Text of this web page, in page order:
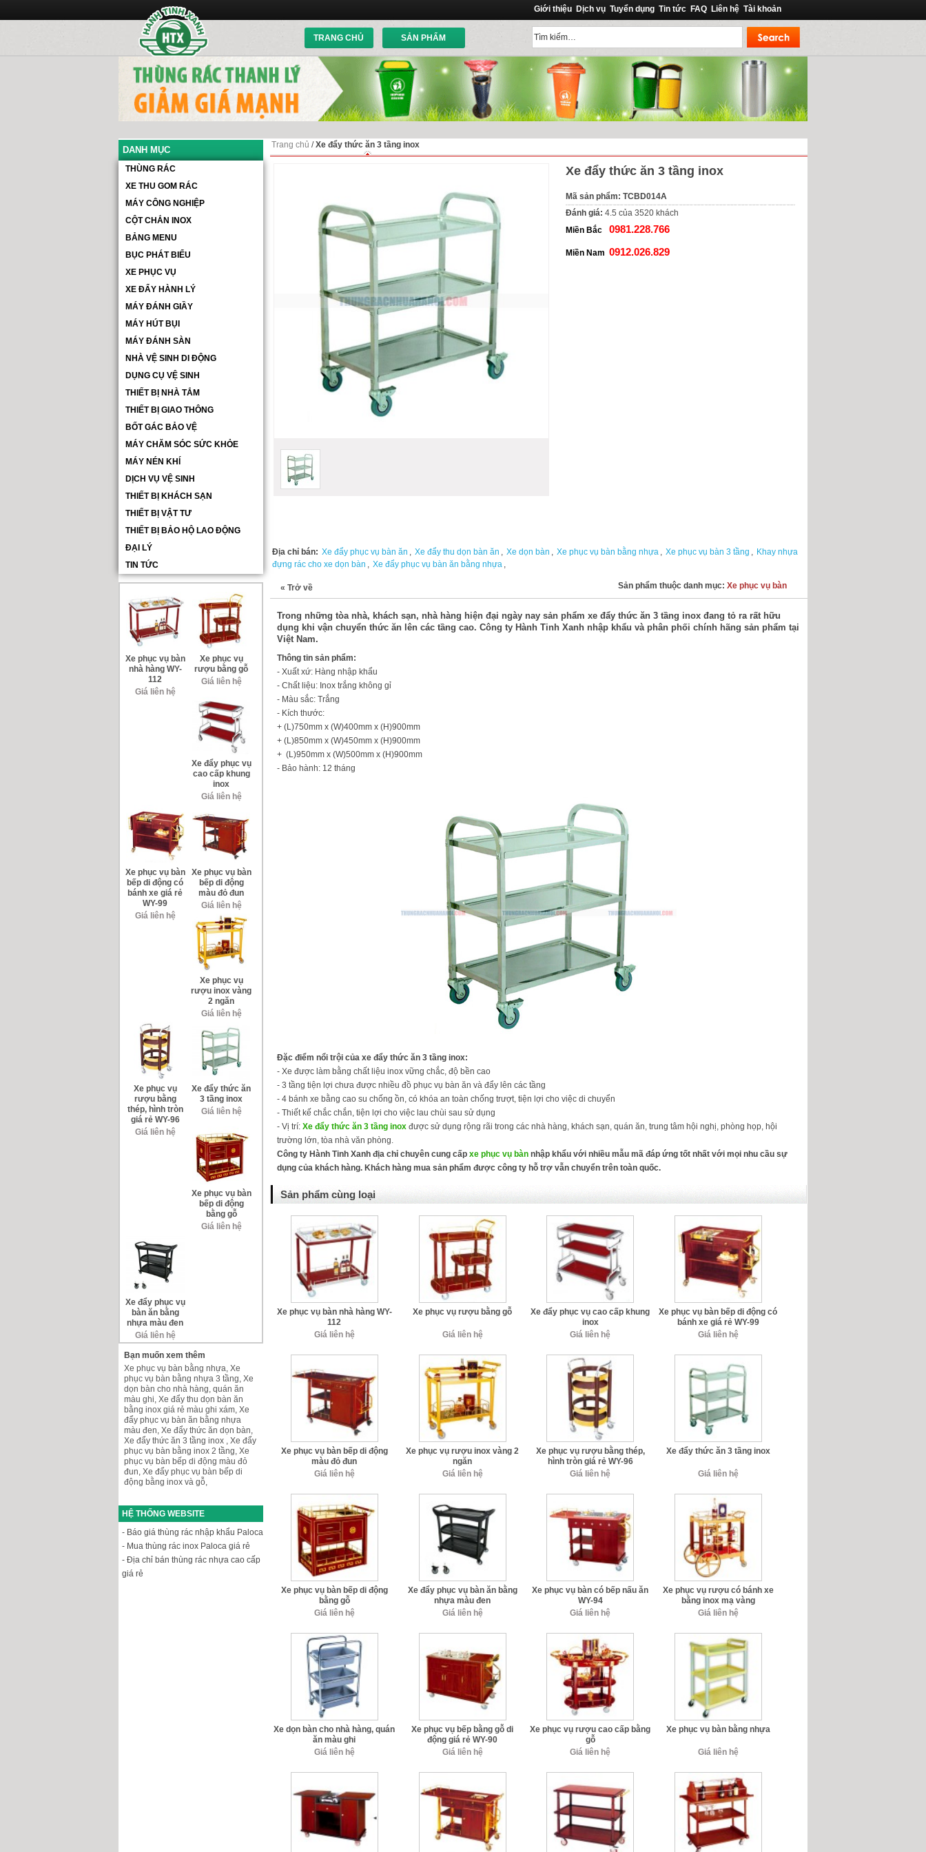
Giới thiệu Dịch vụ Tuyển dụng Tin tức FAQ Liên hệ Tài khoản
TRANG CHỦ SẢN PHẨM
Trang chủ /Xe đẩy thức ăn 3 tầng inox
Xe đẩy thức ăn 3 tầng inox
Mã sản phẩm: TCBD014A
Đánh giá: 4.5 của 3520 khách
Miền Bắc
0981.228.766
Miền Nam 0912.026.829
Địa chỉ bán: Xe đẩy phục vụ bàn ăn , Xe đẩy thu dọn bàn ăn , Xe dọn bàn , Xe phục vụ bàn bằng nhựa , Xe phục vụ bàn 3 tầng , Khay nhựa
đựng rác cho xe dọn bàn , Xe đẩy phục vụ bàn ăn bằng nhựa ,
« Trở về Sản phẩm thuộc danh mục: Xe phục vụ bàn
Trong những tòa nhà, khách sạn, nhà hàng hiện đại ngày nay sản phẩm xe đẩy thức ăn 3 tầng inox đang tỏ ra rất hữu
dụng khi vận chuyển thức ăn lên các tầng cao. Công ty Hành Tinh Xanh nhập khẩu và phân phối chính hãng sản phẩm tại
Việt Nam.
Thông tin sản phẩm:
- Xuất xứ: Hàng nhập khẩu
- Chất liệu: Inox trắng không gỉ
- Màu sắc: Trắng
- Kích thước:
+ (L)750mm x (W)400mm x (H)900mm
+ (L)850mm x (W)450mm x (H)900mm
+ (L)950mm x (W)500mm x (H)900mm
- Bảo hành: 12 tháng
Đặc điểm nổi trội của xe đẩy thức ăn 3 tầng inox:
- Xe được làm bằng chất liệu inox vững chắc, độ bền cao
- 3 tầng tiện lợi chưa được nhiều đồ phục vụ bàn ăn và đẩy lên các tầng
- 4 bánh xe bằng cao su chống ồn, có khóa an toàn chống trượt, tiện lợi cho việc di chuyển
- Thiết kế chắc chắn, tiện lợi cho việc lau chùi sau sử dụng
- Vị trí: Xe đẩy thức ăn 3 tầng inox được sử dụng rộng rãi trong các nhà hàng, khách sạn, quán ăn, trung tâm hội nghị, phòng họp, hội
trường lớn, tòa nhà văn phòng.
Công ty Hành Tinh Xanh địa chỉ chuyên cung cấp xe phục vụ bàn nhập khẩu với nhiều mẫu mã đáp ứng tốt nhất với mọi nhu cầu sự
dụng của khách hàng. Khách hàng mua sản phẩm được công ty hỗ trợ vẫn chuyển trên toàn quốc.
Sản phẩm cùng loại
Xe phục vụ bàn nhà hàng WY-
112
Giá liên hệ
Xe phục vụ rượu bằng gỗ
Giá liên hệ
Xe đẩy phục vụ cao cấp khung
inox
Giá liên hệ
Xe phục vụ bàn bếp di động có
bánh xe giá rẻ WY-99
Giá liên hệ
Xe phục vụ bàn bếp di động
màu đỏ đun
Giá liên hệ
Xe phục vụ rượu inox vàng 2
ngăn
Giá liên hệ
Xe phục vụ rượu bằng thép,
hình tròn giá rẻ WY-96
Giá liên hệ
Xe đẩy thức ăn 3 tầng inox
Giá liên hệ
Xe phục vụ bàn bếp di động
bằng gỗ
Giá liên hệ
Xe đẩy phục vụ bàn ăn bằng
nhựa màu đen
Giá liên hệ
Xe phục vụ bàn có bếp nấu ăn
WY-94
Giá liên hệ
Xe phục vụ rượu có bánh xe
bằng inox mạ vàng
Giá liên hệ
Xe dọn bàn cho nhà hàng, quán
ăn màu ghi
Giá liên hệ
Xe phục vụ bếp bằng gỗ di
động giá rẻ WY-90
Giá liên hệ
Xe phục vụ rượu cao cấp bằng
gỗ
Giá liên hệ
Xe phục vụ bàn bằng nhựa
Giá liên hệ
DANH MỤC
THÙNG RÁC
XE THU GOM RÁC
MÁY CÔNG NGHIỆP
CỘT CHẮN INOX
BẢNG MENU
BỤC PHÁT BIỂU
XE PHỤC VỤ
XE ĐẨY HÀNH LÝ
MÁY ĐÁNH GIẦY
MÁY HÚT BỤI
MÁY ĐÁNH SÀN
NHÀ VỆ SINH DI ĐỘNG
DỤNG CỤ VỆ SINH
THIẾT BỊ NHÀ TẮM
THIẾT BỊ GIAO THÔNG
BỐT GÁC BẢO VỆ
MÁY CHĂM SÓC SỨC KHỎE
MÁY NÉN KHÍ
DỊCH VỤ VỆ SINH
THIẾT BỊ KHÁCH SẠN
THIẾT BỊ VẬT TƯ
THIẾT BỊ BẢO HỘ LAO ĐỘNG
ĐẠI LÝ
TIN TỨC
Xe phục vụ bàn
nhà hàng WY-
112
Giá liên hệ
Xe phục vụ
rượu bằng gỗ
Giá liên hệ
Xe đẩy phục vụ
cao cấp khung
inox
Giá liên hệ
Xe phục vụ bàn
bếp di động có
bánh xe giá rẻ
WY-99
Giá liên hệ
Xe phục vụ bàn
bếp di động
màu đỏ đun
Giá liên hệ
Xe phục vụ
rượu inox vàng
2 ngăn
Giá liên hệ
Xe phục vụ
rượu bằng
thép, hình tròn
giá rẻ WY-96
Giá liên hệ
Xe đẩy thức ăn
3 tầng inox
Giá liên hệ
Xe phục vụ bàn
bếp di động
bằng gỗ
Giá liên hệ
Xe đẩy phục vụ
bàn ăn bằng
nhựa màu đen
Giá liên hệ
Bạn muốn xem thêm
Xe phục vụ bàn bằng nhựa Xe
phục vụ bàn bằng nhựa 3 tầng Xe
dọn bàn cho nhà hàng, quán ăn
màu ghi Xe đẩy thu dọn bàn ăn
bằng inox giá rẻ màu ghi xám Xe
đẩy phục vụ bàn ăn bằng nhựa
màu đen Xe đẩy thức ăn dọn bàn
Xe đẩy thức ăn 3 tầng inox
Xe đẩy
phục vụ bàn bằng inox 2 tầng Xe
phục vụ bàn bếp di động màu đỏ
đun Xe đẩy phục vụ bàn bếp di
động bằng inox và gỗ
HỆ THỐNG WEBSITE
- Báo giá thùng rác nhập khẩu Paloca
- Mua thùng rác inox Paloca giá rẻ
- Địa chỉ bán thùng rác nhựa cao cấp
giá rẻ